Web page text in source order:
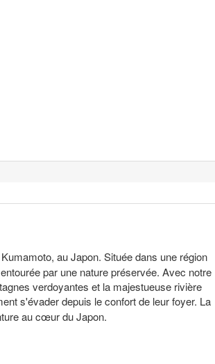
au Japon. Située dans une région
par une nature préservée. Avec notre
verdoyantes et la majestueuse rivière
s'évader depuis le confort de leur foyer. La
au cœur du Japon.